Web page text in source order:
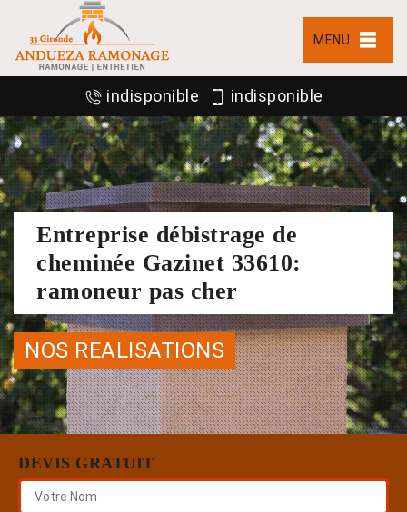
MENU
indisponible indisponible
Entreprise débistrage de
cheminée Gazinet 33610:
ramoneur pas cher
NOS REALISATIONS
DEVIS GRATUIT